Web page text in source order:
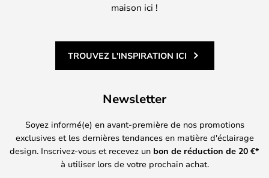
maison ici !
TROUVEZ L'INSPIRATION ICI
Newsletter
Soyez informé(e) en avant-première de nos promotions
exclusives et les dernières tendances en matière d'éclairage
design. Inscrivez-vous et recevez un bon de réduction de 20 €*
à utiliser lors de votre prochain achat.